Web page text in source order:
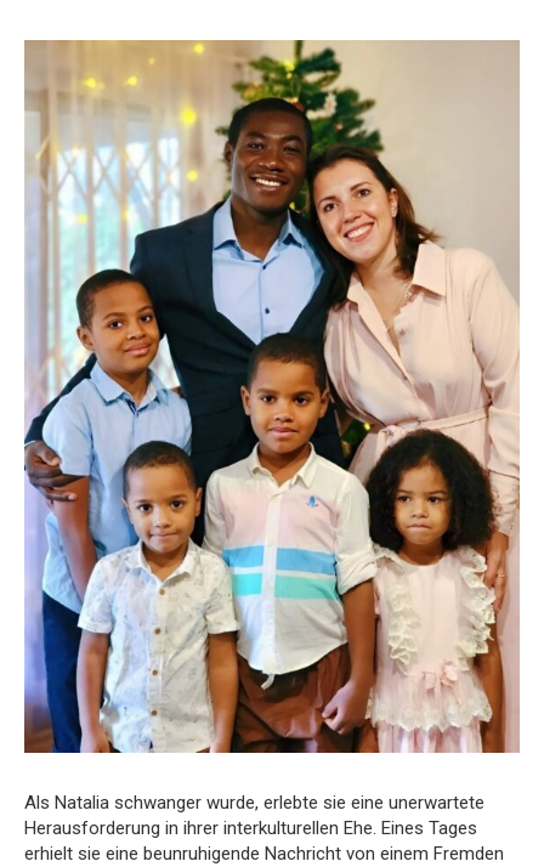
Als Natalia schwanger wurde, erlebte sie eine unerwartete
Herausforderung in ihrer interkulturellen Ehe. Eines Tages
erhielt sie eine beunruhigende Nachricht von einem Fremden